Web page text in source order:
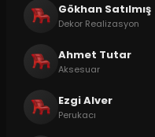
Gökhan Satılmış
Dekor Realizasyon
Ahmet Tutar
Aksesuar
Ezgi Alver
Perukacı